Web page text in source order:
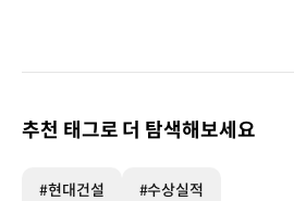
추천 태그로 더 탐색해보세요
#현대건설 #수상실적